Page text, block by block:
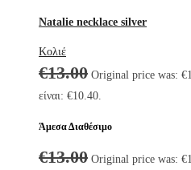
Natalie necklace silver
Κολιέ
€13.00 Original price was:
είναι: €10.40.
Άμεσα Διαθέσιμο
€13.00 Original price was: